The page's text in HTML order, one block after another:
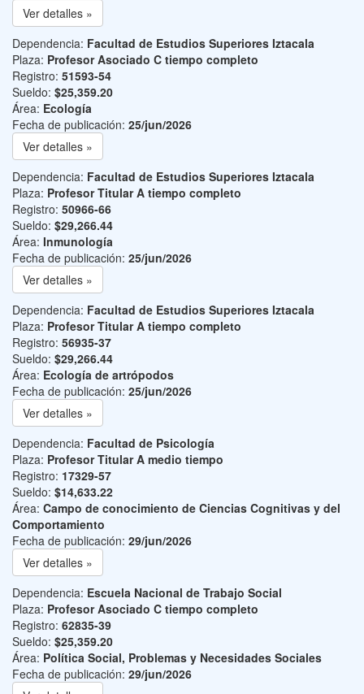
Ver detalles »
Dependencia: Facultad de Estudios Superiores Iztacala
Plaza: Profesor Asociado C tiempo completo
Registro: 51593-54
Sueldo: $25,359.20
Área: Ecología
Fecha de publicación: 25/jun/2026
Ver detalles »
Dependencia: Facultad de Estudios Superiores Iztacala
Plaza: Profesor Titular A tiempo completo
Registro: 50966-66
Sueldo: $29,266.44
Área: Inmunología
Fecha de publicación: 25/jun/2026
Ver detalles »
Dependencia: Facultad de Estudios Superiores Iztacala
Plaza: Profesor Titular A tiempo completo
Registro: 56935-37
Sueldo: $29,266.44
Área: Ecología de artrópodos
Fecha de publicación: 25/jun/2026
Ver detalles »
Dependencia: Facultad de Psicología
Plaza: Profesor Titular A medio tiempo
Registro: 17329-57
Sueldo: $14,633.22
Área: Campo de conocimiento de Ciencias Cognitivas y del
Comportamiento
Fecha de publicación: 29/jun/2026
Ver detalles »
Dependencia: Escuela Nacional de Trabajo Social
Plaza: Profesor Asociado C tiempo completo
Registro: 62835-39
Sueldo: $25,359.20
Área: Política Social, Problemas y Necesidades Sociales
Fecha de publicación: 29/jun/2026